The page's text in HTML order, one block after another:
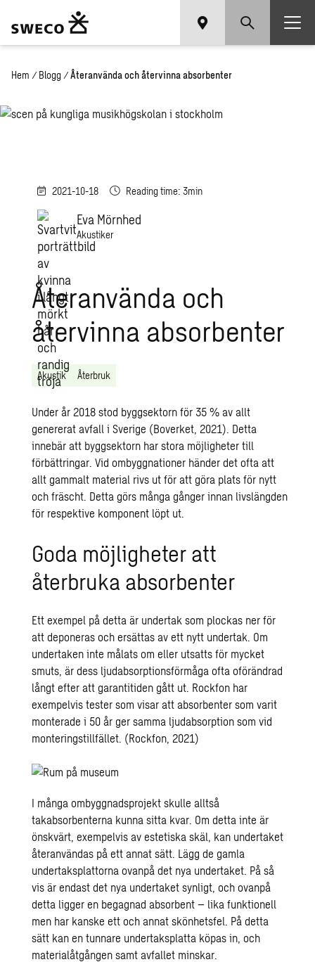
Hem / Blogg / Återanvända och återvinna absorbenter
2021-10-18 Reading time: 3min
Eva Mörnhed
Akustiker
Återanvända och
återvinna absorbenter
Akustik Återbruk
Under år 2018 stod byggsektorn för 35 % av allt
genererat avfall i Sverige (Boverket, 2021). Detta
innebär att byggsektorn har stora möjligheter till
förbättringar. Vid ombyggnationer händer det ofta att
allt gammalt material rivs ut för att göra plats för nytt
och fräscht. Detta görs många gånger innan livslängden
för respektive komponent löpt ut.
Goda möjligheter att
återbruka absorbenter
Ett exempel på detta är undertak som plockas ner för
att deponeras och ersättas av ett nytt undertak. Om
undertaken inte målats om eller utsatts för mycket
smuts, är dess ljudabsorptionsförmåga ofta oförändrad
långt efter att garantitiden gått ut. Rockfon har
exempelvis tester som visar att absorbenter som varit
monterade i 50 år ger samma ljudabsorption som vid
monteringstillfället. (Rockfon, 2021)
I många ombyggnadsprojekt skulle alltså
takabsorbenterna kunna sitta kvar. Om detta inte är
önskvärt, exempelvis av estetiska skäl, kan undertaket
återanvändas på ett annat sätt. Lägg de gamla
undertaksplattorna ovanpå det nya undertaket. På så
vis är endast det nya undertaket synligt, och ovanpå
detta ligger en begagnad absorbent – lika funktionell
men har kanske ett och annat skönhetsfel. På detta
sätt kan en tunnare undertaksplatta köpas in, och
materialåtgången samt avfallet minskar.